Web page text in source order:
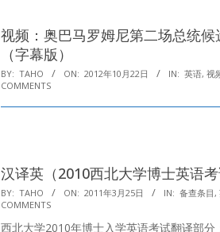
视频：奥巴马罗姆尼第二场总统候
（字幕版）
2012-
10-
22
BY: TAHO ON: 2012年10月22日 IN: 英语, 视
COMMENTS
汉译英（2010西北大学博士英语考
2011-
03-
BY: TAHO ON: 2011年3月25日 IN: 备查条目,
COMMENTS
西北大学2010年博士入学英语考试翻译部分